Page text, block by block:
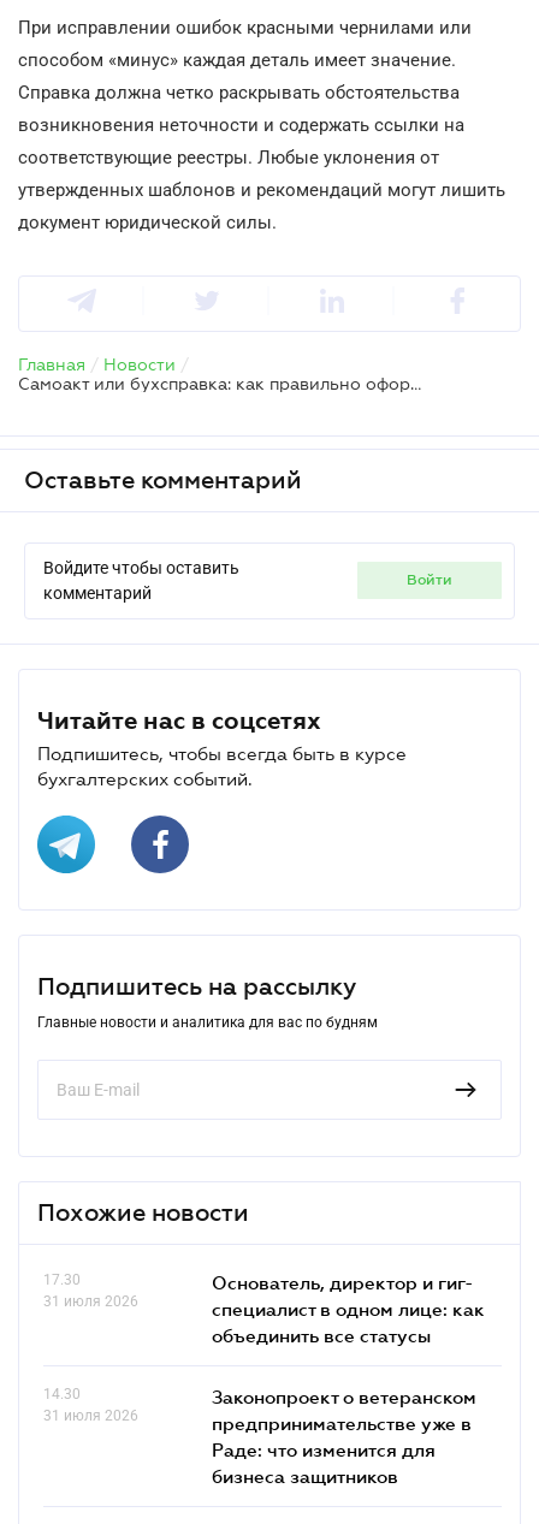
При исправлении ошибок красными чернилами или
способом «минус» каждая деталь имеет значение.
Справка должна четко раскрывать обстоятельства
возникновения неточности и содержать ссылки на
соответствующие реестры. Любые уклонения от
утвержденных шаблонов и рекомендаций могут лишить
документ юридической силы.
Главная / Новости /
Самоакт или бухсправка: как правильно оформить операции без контрагента
Оставьте комментарий
Войдите чтобы оставить
комментарий
войти
Читайте нас в соцсетях
Подпишитесь, чтобы всегда быть в курсе
бухгалтерских событий.
Подпишитесь на рассылку
Главные новости и аналитика для вас по будням
Похожие новости
17.30
31 июля 2026
Основатель, директор и гиг-
специалист в одном лице: как
объединить все статусы
14.30
31 июля 2026
Законопроект о ветеранском
предпринимательстве уже в
Раде: что изменится для
бизнеса защитников